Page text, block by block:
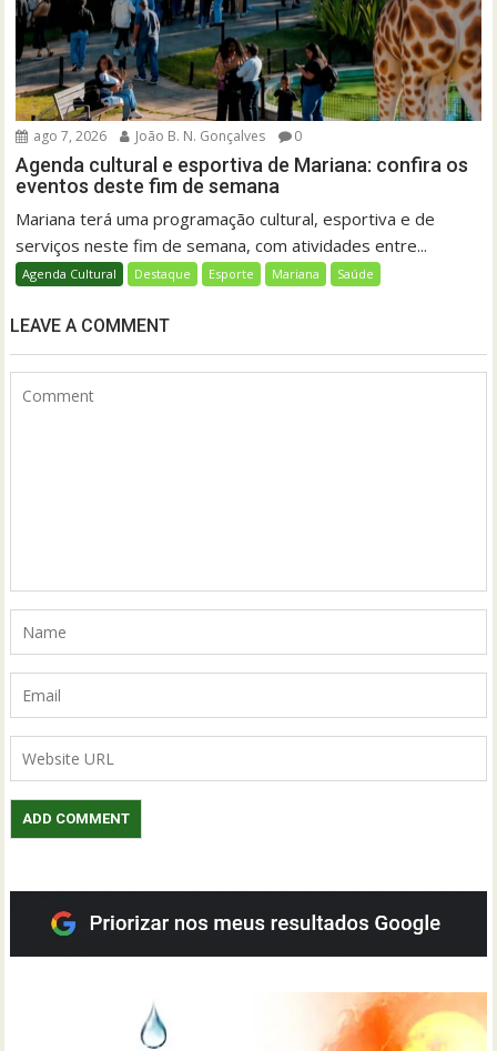
ago 7, 2026 João B. N. Gonçalves 0
Agenda cultural e esportiva de Mariana: confira os
eventos deste fim de semana
Mariana terá uma programação cultural, esportiva e de
serviços neste fim de semana, com atividades entre...
Agenda Cultural Destaque Esporte Mariana Saúde
LEAVE A COMMENT